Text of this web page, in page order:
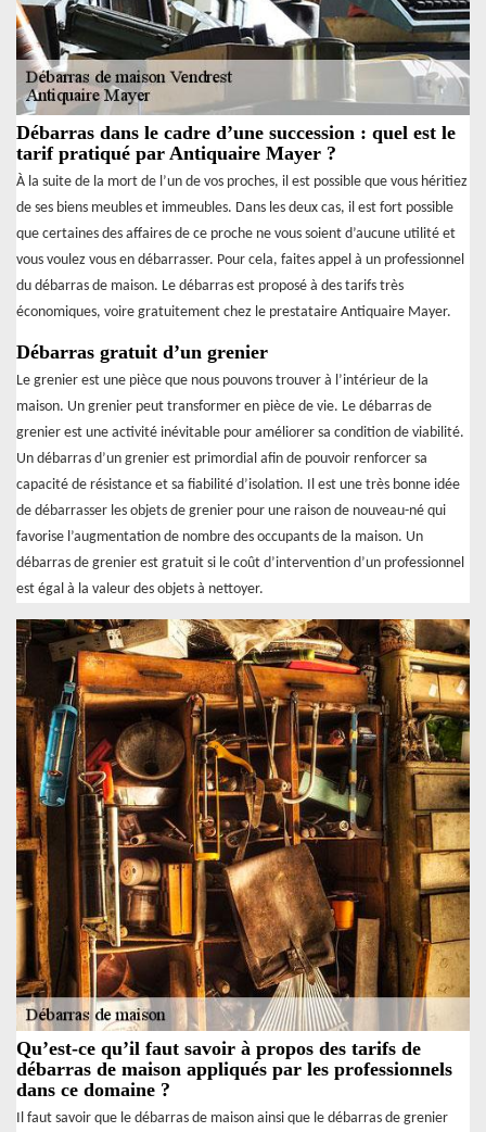
Débarras dans le cadre d’une succession : quel est le
tarif pratiqué par Antiquaire Mayer ?
À la suite de la mort de l’un de vos proches, il est possible que vous héritiez
de ses biens meubles et immeubles. Dans les deux cas, il est fort possible
que certaines des affaires de ce proche ne vous soient d’aucune utilité et
vous voulez vous en débarrasser. Pour cela, faites appel à un professionnel
du débarras de maison. Le débarras est proposé à des tarifs très
économiques, voire gratuitement chez le prestataire Antiquaire Mayer.
Débarras gratuit d’un grenier
Le grenier est une pièce que nous pouvons trouver à l’intérieur de la
maison. Un grenier peut transformer en pièce de vie. Le débarras de
grenier est une activité inévitable pour améliorer sa condition de viabilité.
Un débarras d’un grenier est primordial afin de pouvoir renforcer sa
capacité de résistance et sa fiabilité d’isolation. Il est une très bonne idée
de débarrasser les objets de grenier pour une raison de nouveau-né qui
favorise l’augmentation de nombre des occupants de la maison. Un
débarras de grenier est gratuit si le coût d’intervention d’un professionnel
est égal à la valeur des objets à nettoyer.
Qu’est-ce qu’il faut savoir à propos des tarifs de
débarras de maison appliqués par les professionnels
dans ce domaine ?
Il faut savoir que le débarras de maison ainsi que le débarras de grenier